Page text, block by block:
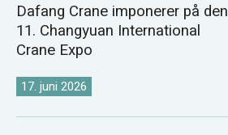
Dafang Crane imponerer på den
11. Changyuan International
Crane Expo
17. juni 2026